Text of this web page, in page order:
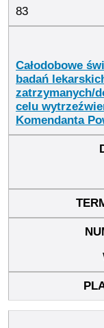
83
Całodobowe
badań
zatrzymanych/
celu
Komendanta